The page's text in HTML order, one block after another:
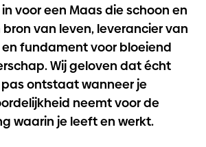
voor een Maas die schoon en
bron van leven, leverancier van
fundament voor bloeiend
Wij geloven dat écht
ontstaat wanneer je
neemt voor de
waarin je leeft en werkt.